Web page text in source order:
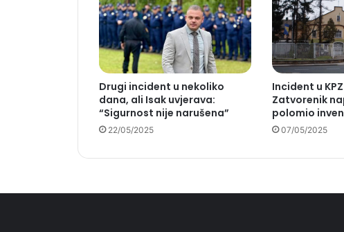
Drugi incident u nekoliko
dana, ali Isak uvjerava:
“Sigurnost nije narušena”
22/05/2025
Incident u
Zatvorenik
polomio
07/05/2025